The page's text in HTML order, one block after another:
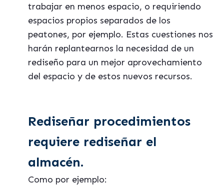
trabajar en menos espacio, o requiriendo
espacios propios separados de los
peatones, por ejemplo. Estas cuestiones nos
harán replantearnos la necesidad de un
rediseño para un mejor aprovechamiento
del espacio y de estos nuevos recursos.
Rediseñar procedimientos
requiere rediseñar el
almacén.
Como por ejemplo: